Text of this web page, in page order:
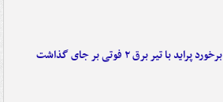
برخورد پراید با تیر برق ۲ فوتی بر جای گذاشت